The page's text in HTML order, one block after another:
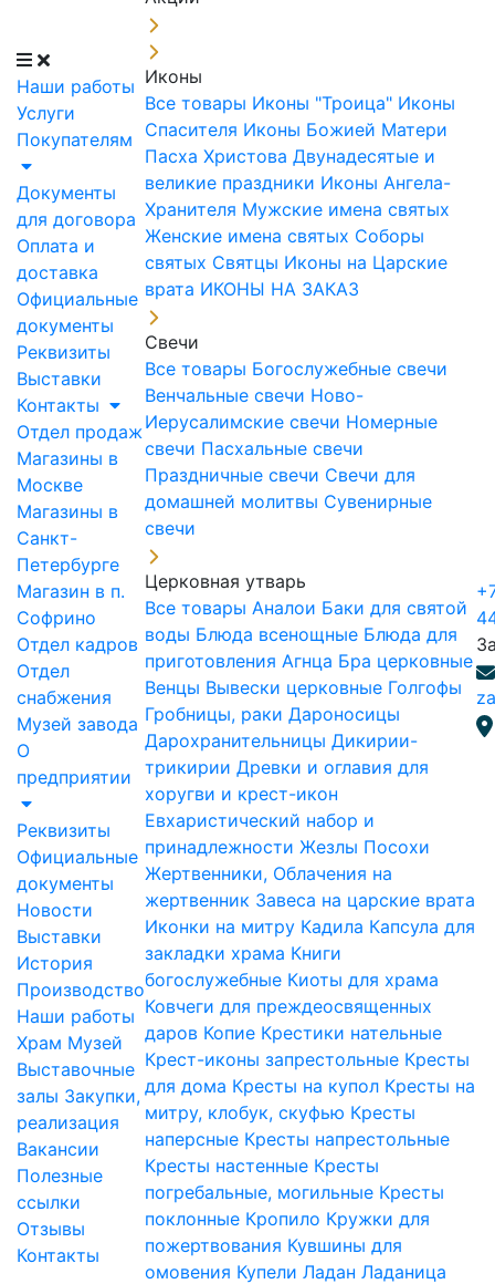
Наши работы
Услуги
Покупателям
Документы
для договора
Оплата и
доставка
Официальные
документы
Реквизиты
Выставки
Контакты
Отдел продаж
Магазины в
Москве
Магазины в
Санкт-
Петербурге
Магазин в п.
Софрино
Отдел кадров
Отдел
снабжения
Музей завода
О
предприятии
Реквизиты
Официальные
документы
Новости
Выставки
История
Производство
Наши работы
Храм Музей
Выставочные
залы Закупки,
реализация
Вакансии
Полезные
ссылки
Отзывы
Контакты
Иконы
Все товары Иконы "Троица" Иконы
Спасителя Иконы Божией Матери
Пасха Христова Двунадесятые и
великие праздники Иконы Ангела-
Хранителя Мужские имена святых
Женские имена святых Соборы
святых Святцы Иконы на Царские
врата ИКОНЫ НА ЗАКАЗ
Свечи
Все товары Богослужебные свечи
Венчальные свечи Ново-
Иерусалимские свечи Номерные
свечи Пасхальные свечи
Праздничные свечи Свечи для
домашней молитвы Сувенирные
свечи
Церковная утварь
Все товары Аналои Баки для святой
воды Блюда всенощные Блюда для
приготовления Агнца Бра церковные
Венцы Вывески церковные Голгофы
Гробницы, раки Дароносицы
Дарохранительницы Дикирии-
трикирии Древки и оглавия для
хоругви и крест-икон
Евхаристический набор и
принадлежности Жезлы Посохи
Жертвенники, Облачения на
жертвенник Завеса на царские врата
Иконки на митру Кадила Капсула для
закладки храма Книги
богослужебные Киоты для храма
Ковчеги для преждеосвященных
даров Копие Крестики нательные
Крест-иконы запрестольные Кресты
для дома Кресты на купол Кресты на
митру, клобук, скуфью Кресты
наперсные Кресты напрестольные
Кресты настенные Кресты
погребальные, могильные Кресты
поклонные Кропило Кружки для
пожертвования Кувшины для
омовения Купели Ладан Ладаница